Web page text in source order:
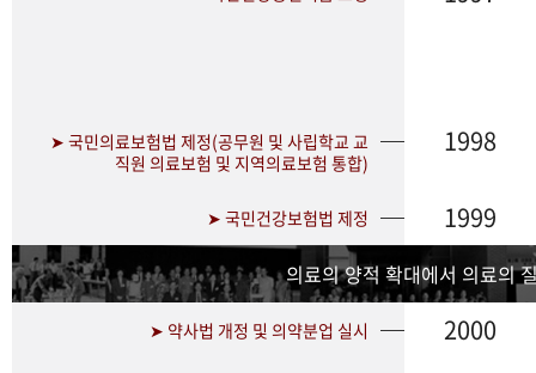
➤ 국민의료보험법 제정(공무원 및 사립학교 교
직원 의료보험 및 지역의료보험 통합)
1998
➤ 국민건강보험법 제정 1999
의료의 양적 확대에서 의료의
➤ 약사법 개정 및 의약분업 실시 2000